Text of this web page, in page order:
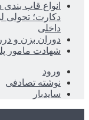
انواع قاب
دکارت؛ تحولی
داخلی
دوران بزن و
شهادت مامور
ورود
نوشته تصادفی
سایدبار